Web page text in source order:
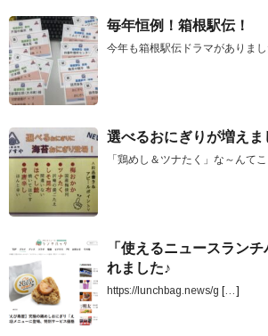
毎年恒例！箱根駅伝！
今年も箱根駅伝ドラマがありま
選べるおにぎりが増えま
「鶏めし＆ツナたく」な～んて
「使えるニュースラン
れました♪
https://lunchbag.news/g […]